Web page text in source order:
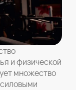
и физической
множество